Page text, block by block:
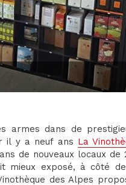
armes dans de
il y a neuf ans La
de nouveaux locaux de
mieux exposé, à côté
des Alpes